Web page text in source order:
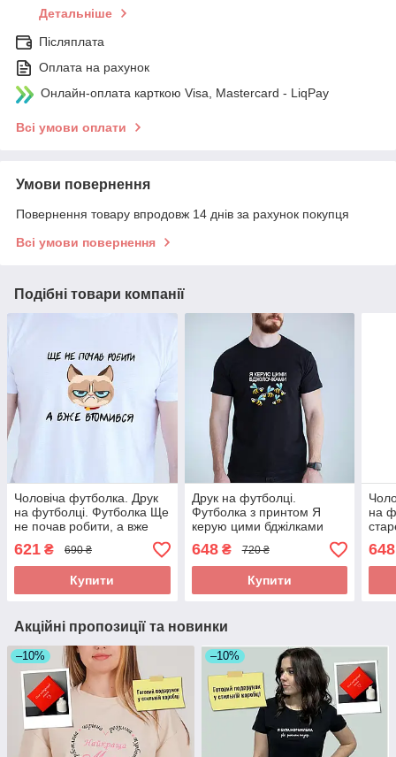
Детальніше
Післяплата
Оплата на рахунок
Онлайн-оплата карткою Visa, Mastercard - LiqPay
Всі умови оплати
Умови повернення
Повернення товару впродовж 14 днів за рахунок покупця
Всі умови повернення
Подібні товари компанії
Чоловіча футболка. Друк
на футболці. Футболка Ще
не почав робити, а вже
621 ₴ 690 ₴
Купити
Друк на футболці.
Футболка з принтом Я
керую цими бджілками
648₴ 720 ₴
Купити
на
648
Акційні пропозиції та новинки
–10% –10%